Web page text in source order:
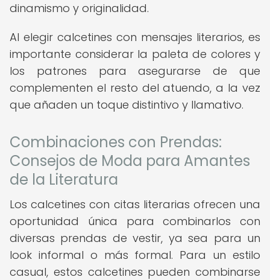
dinamismo y originalidad.
Al elegir calcetines con mensajes literarios, es
importante considerar la paleta de colores y
los patrones para asegurarse de que
complementen el resto del atuendo, a la vez
que añaden un toque distintivo y llamativo.
Combinaciones con Prendas:
Consejos de Moda para Amantes
de la Literatura
Los calcetines con citas literarias ofrecen una
oportunidad única para combinarlos con
diversas prendas de vestir, ya sea para un
look informal o más formal. Para un estilo
casual, estos calcetines pueden combinarse